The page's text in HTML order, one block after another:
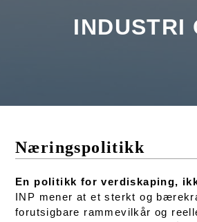
INDUSTRI
Næringspolitikk
En politikk for verdiskaping,
INP mener at et sterkt og
forutsigbare rammevilkår og